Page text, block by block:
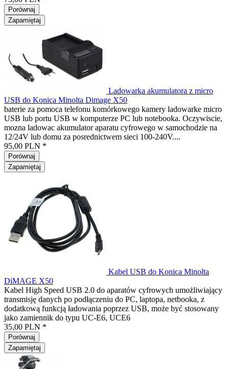
Porównaj
Zapamiętaj
Ladowarka akumulatora z micro
USB do Konica Minolta Dimage X50
baterie za pomoca telefonu komórkowego kamery ladowarke micro
USB lub portu USB w komputerze PC lub notebooka. Oczywiscie,
mozna ladowac akumulator aparatu cyfrowego w samochodzie na
12/24V lub domu za posrednictwem sieci 100-240V....
95,00 PLN *
Porównaj
Zapamiętaj
Kabel USB do Konica Minolta
DiMAGE X50
Kabel High Speed USB 2.0 do aparatów cyfrowych umożliwiający
transmisję danych po podłączeniu do PC, laptopa, netbooka, z
dodatkową funkcją ładowania poprzez USB, może być stosowany
jako zamiennik do typu UC-E6, UCE6
35,00 PLN *
Porównaj
Zapamiętaj